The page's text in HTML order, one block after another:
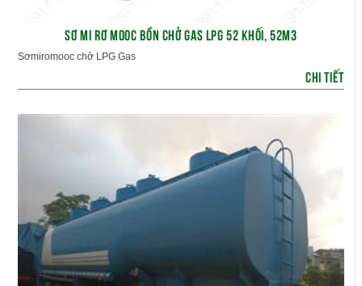
SƠ MI RƠ MOOC BỒN CHỞ GAS LPG 52 KHỐI, 52M3
Sơmiromooc chở LPG Gas
CHI TIẾT